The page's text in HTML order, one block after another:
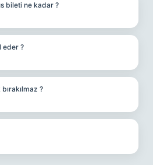
bileti ne kadar ?
eder ?
?